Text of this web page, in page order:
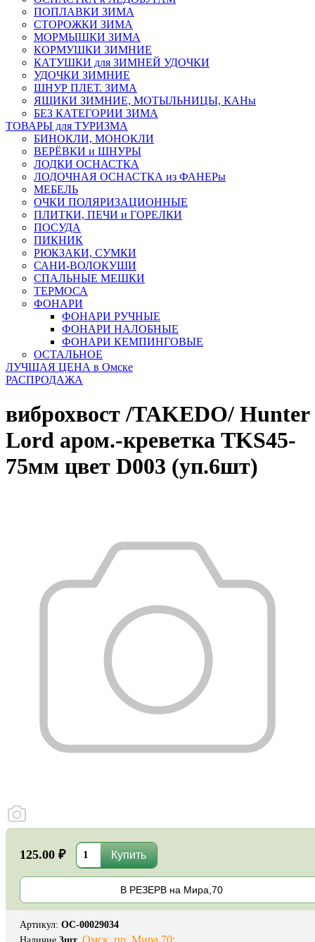
ПОПЛАВКИ ЗИМА
СТОРОЖКИ ЗИМА
МОРМЫШКИ ЗИМА
КОРМУШКИ ЗИМНИЕ
КАТУШКИ для ЗИМНЕЙ УДОЧКИ
УДОЧКИ ЗИМНИЕ
ШНУР ПЛЕТ. ЗИМА
ЯЩИКИ ЗИМНИЕ, МОТЫЛЬНИЦЫ, КАНы
БЕЗ КАТЕГОРИИ ЗИМА
ТОВАРЫ для ТУРИЗМА
БИНОКЛИ, МОНОКЛИ
ВЕРЁВКИ и ШНУРЫ
ЛОДКИ ОСНАСТКА
ЛОДОЧНАЯ ОСНАСТКА из ФАНЕРы
МЕБЕЛЬ
ОЧКИ ПОЛЯРИЗАЦИОННЫЕ
ПЛИТКИ, ПЕЧИ и ГОРЕЛКИ
ПОСУДА
ПИКНИК
РЮКЗАКИ, СУМКИ
САНИ-ВОЛОКУШИ
СПАЛЬНЫЕ МЕШКИ
ТЕРМОСА
ФОНАРИ
ФОНАРИ РУЧНЫЕ
ФОНАРИ НАЛОБНЫЕ
ФОНАРИ КЕМПИНГОВЫЕ
ОСТАЛЬНОЕ
ЛУЧШАЯ ЦЕНА в Омске
РАСПРОДАЖА
виброхвост /TAKEDO/ Hunter
Lord аром.-креветка TKS45-
75мм цвет D003 (уп.6шт)
125.00 ₽
В РЕЗЕРВ на Мира,70
Артикул: ОС-00029034
Омск, пр. Мира 70: